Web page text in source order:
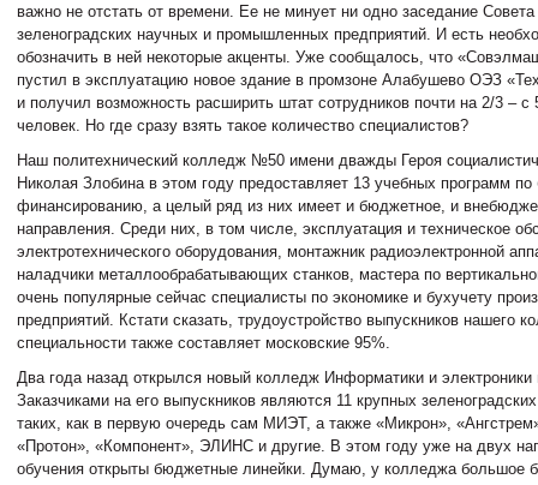
важно не отстать от времени. Ее не минует ни одно заседание Совета
зеленоградских научных и промышленных предприятий. И есть
обозначить в ней некоторые акценты. Уже сообщалось, что
пустил в эксплуатацию новое здание в промзоне Алабушево ОЭЗ
и получил возможность расширить штат сотрудников почти на 2/3 – с
человек. Но где сразу взять такое количество специалистов?
Наш политехнический колледж №50 имени дважды Героя
Николая Злобина в этом году предоставляет 13 учебных программ
финансированию, а целый ряд из них имеет и бюджетное, и
направления. Среди них, в том числе, эксплуатация и техническое
электротехнического оборудования, монтажник радиоэлектронной
наладчики металлообрабатывающих станков, мастера по
очень популярные сейчас специалисты по экономике и бухучету
предприятий. Кстати сказать, трудоустройство выпускников нашего
специальности также составляет московские 95%.
Два года назад открылся новый колледж Информатики и
Заказчиками на его выпускников являются 11 крупных
таких, как в первую очередь сам МИЭТ, а также «Микрон»,
«Протон», «Компонент», ЭЛИНС и другие. В этом году уже на двух
обучения открыты бюджетные линейки. Думаю, у колледжа большое